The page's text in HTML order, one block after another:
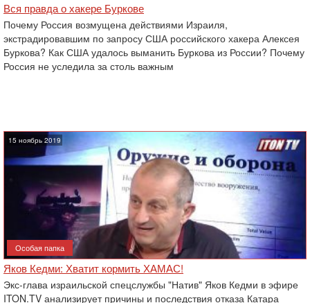
Вся правда о хакере Буркове
Почему Россия возмущена действиями Израиля,
экстрадировавшим по запросу США российского хакера Алексея
Буркова? Как США удалось выманить Буркова из России? Почему
Россия не уследила за столь важным
15 ноябрь 2019
Особая папка
Яков Кедми: Хватит кормить ХАМАС!
Экс-глава израильской спецслужбы "Натив" Яков Кедми в эфире
ITON.TV анализирует причины и последствия отказа Катара